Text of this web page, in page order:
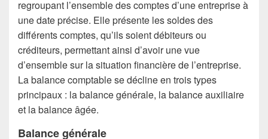
regroupant l’ensemble des comptes d’une entreprise à
une date précise. Elle présente les soldes des
différents comptes, qu’ils soient débiteurs ou
créditeurs, permettant ainsi d’avoir une vue
d’ensemble sur la situation financière de l’entreprise.
La balance comptable se décline en trois types
principaux : la balance générale, la balance auxiliaire
et la balance âgée.
Balance générale